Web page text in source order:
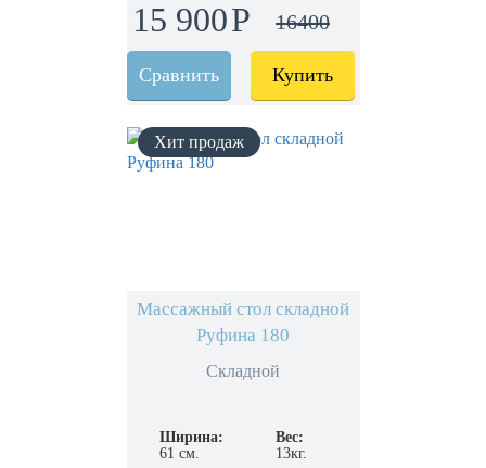
15 900 16400
Сравнить Купить
Массажный стол складной
Руфина 180
Складной
Ширина:
61 см.
Вес:
13кг.